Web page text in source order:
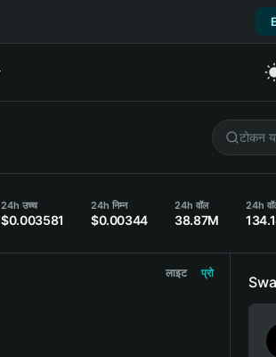
24h उच्च
$0.003581
24h निम्न
$0.00344
24h वॉल
38.87M
24h
लाइट प्रो